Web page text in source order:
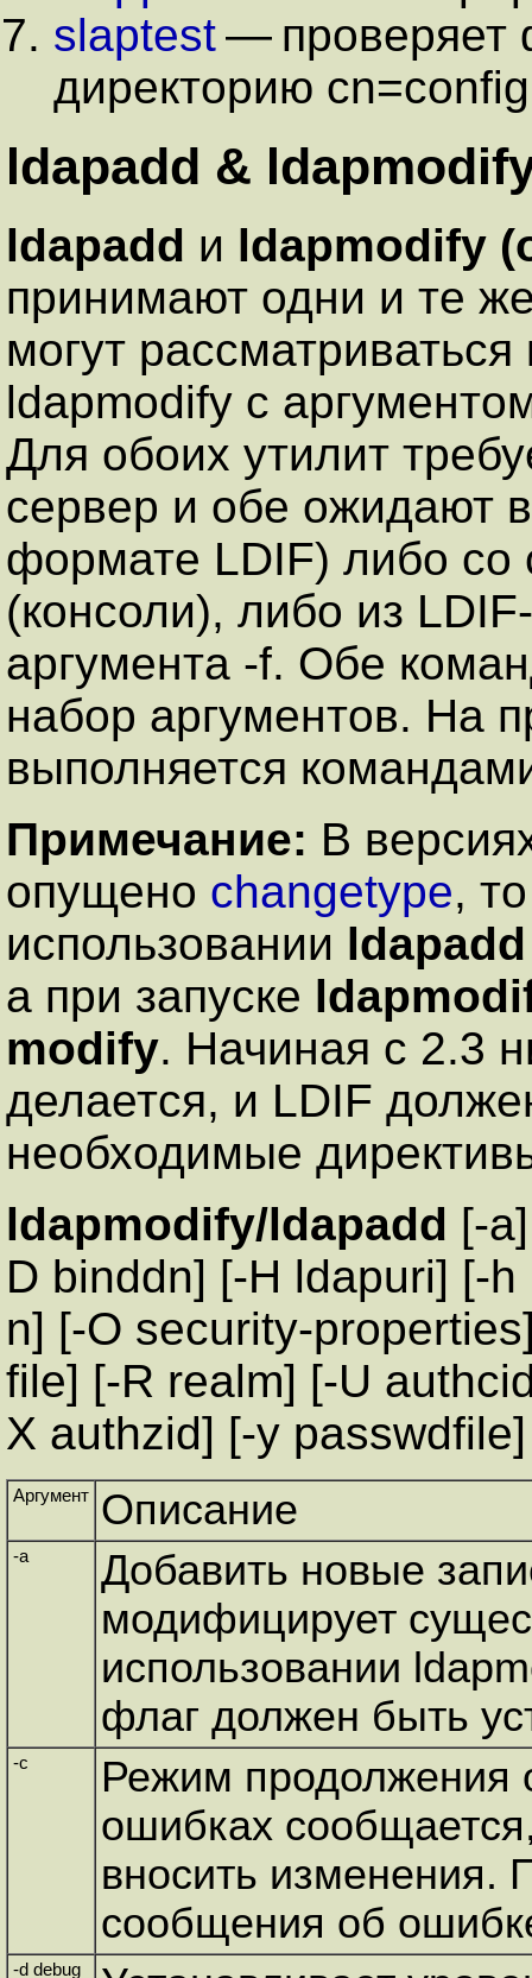
slaptest— проверяет
директорию
ldapadd &
ldapadd и ldapmodify
принимают одни и те
могут
ldapmodify с
Для обоих утилит
сервер и обе ожидают
формате LDIF) либо со
(консоли), либо из
аргумента -f. Обе
набор аргументов. На
выполняется
Примечание: В
опущено changetype,
использовании ldapadd
а при запуске
modify. Начиная с 2.3
делается, и LDIF
необходимые
ldapmodify/ldapadd [-
D binddn] [-H ldapuri] [-
n] [-O security-
file] [-R realm] [-U
X authzid] [-y
Аргумент Описание
-a
Добавить новые
модифицирует
использовании
флаг должен быть
-c
Режим продолжения
ошибках
вносить изменения.
сообщения об
-d debug